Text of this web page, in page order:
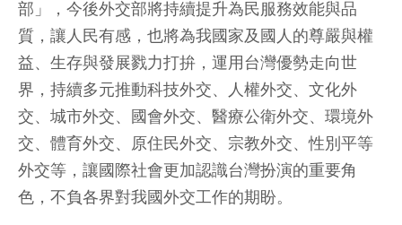
部」，今後外交部將持續提升為民服務效能與品
質，讓人民有感，也將為我國家及國人的尊嚴與權
益、生存與發展戮力打拚，運用台灣優勢走向世
界，持續多元推動科技外交、人權外交、文化外
交、城市外交、國會外交、醫療公衛外交、環境外
交、體育外交、原住民外交、宗教外交、性別平等
外交等，讓國際社會更加認識台灣扮演的重要角
色，不負各界對我國外交工作的期盼。